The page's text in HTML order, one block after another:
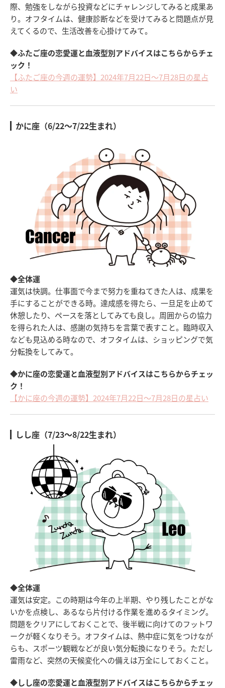
際、勉強をしながら投資などにチャレンジしてみると成果あ
り。オフタイムは、健康診断などを受けてみると問題点が見
えてくるので、生活改善を心掛けてみて。
◆ふたご座の恋愛運と血液型別アドバイスはこちらからチェ
ック！
【ふたご座の今週の運勢】2024年7月22日～7月28日の星占
い
かに座（6/22～7/22生まれ）
◆全体運
運気は快調。仕事面で今まで努力を重ねてきた人は、成果を
手にすることができる時。達成感を得たら、一旦足を止めて
休憩したり、ペースを落としてみても良し。周囲からの協力
を得られた人は、感謝の気持ちを言葉で表すこと。臨時収入
なども見込める時なので、オフタイムは、ショッピングで気
分転換をしてみて。
◆かに座の恋愛運と血液型別アドバイスはこちらからチェッ
ク！
【かに座の今週の運勢】2024年7月22日～7月28日の星占い
しし座（7/23～8/22生まれ）
◆全体運
運気は安定。この時期は今年の上半期、やり残したことがな
いかを点検し、あるなら片付ける作業を進めるタイミング。
問題をクリアにしておくことで、後半戦に向けてのフットワ
ークが軽くなりそう。オフタイムは、熱中症に気をつけなが
らも、スポーツ観戦などが良い気分転換になりそう。ただし
雷雨など、突然の天候変化への備えは万全にしておくこと。
◆しし座の恋愛運と血液型別アドバイスはこちらからチェッ